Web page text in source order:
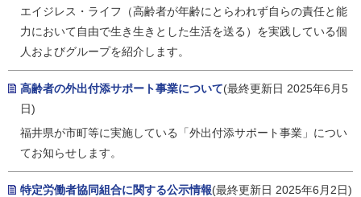
エイジレス・ライフ（高齢者が年齢にとらわれず自らの責任と能
力において自由で生き生きとした生活を送る）を実践している個
人およびグループを紹介します。
高齢者の外出付添サポート事業について(最終更新日 2025年6月5
日)
福井県が市町等に実施している「外出付添サポート事業」につい
てお知らせします。
特定労働者協同組合に関する公示情報(最終更新日 2025年6月2日)